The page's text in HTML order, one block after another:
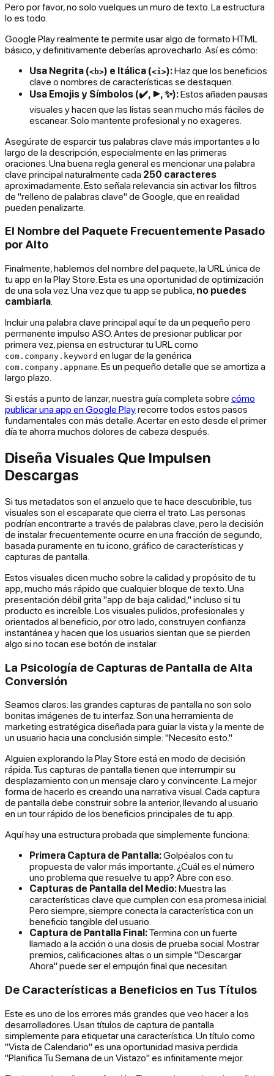
Pero por favor, no solo vuelques un muro de texto. La estructura
lo es todo.
Google Play realmente te permite usar algo de formato HTML
básico, y definitivamente deberías aprovecharlo. Así es cómo:
Usa Negrita (<b>) e Itálica (<i>):Haz que los beneficios
clave o nombres de características se destaquen.
Usa Emojis y Símbolos (✔️, ▶️, ✨):Estos añaden pausas
visuales y hacen que las listas sean mucho más fáciles de
escanear. Solo mantente profesional y no exageres.
Asegúrate de esparcir tus palabras clave más importantes a lo
largo de la descripción, especialmente en las primeras
oraciones. Una buena regla general es mencionar una palabra
clave principal naturalmente cada 250 caracteres
aproximadamente. Esto señala relevancia sin activar los filtros
de "relleno de palabras clave" de Google, que en realidad
pueden penalizarte.
El Nombre del Paquete Frecuentemente Pasado
por Alto
Finalmente, hablemos del nombre del paquete, la URL única de
tu app en la Play Store. Esta es una oportunidad de optimización
de una sola vez. Una vez que tu app se publica, no puedes
cambiarla
Incluir una palabra clave principal aquí te da un pequeño pero
permanente impulso ASO. Antes de presionar publicar por
primera vez, piensa en estructurar tu URL como
com.company.keyword en lugar de la genérica
com.company.appname . Es un pequeño detalle que se amortiza a
largo plazo.
Si estás a punto de lanzar, nuestra guía completa sobre cómo
publicar una app en Google Playrecorre todos estos pasos
fundamentales con más detalle. Acertar en esto desde el primer
día te ahorra muchos dolores de cabeza después.
Diseña Visuales Que Impulsen
Descargas
Si tus metadatos son el anzuelo que te hace descubrible, tus
visuales son el escaparate que cierra el trato. Las personas
podrían encontrarte a través de palabras clave, pero la decisión
de instalar frecuentemente ocurre en una fracción de segundo,
basada puramente en tu icono, gráfico de características y
capturas de pantalla.
Estos visuales dicen mucho sobre la calidad y propósito de tu
app, mucho más rápido que cualquier bloque de texto. Una
presentación débil grita "app de baja calidad," incluso si tu
producto es increíble. Los visuales pulidos, profesionales y
orientados al beneficio, por otro lado, construyen confianza
instantánea y hacen que los usuarios sientan que se pierden
algo si no tocan ese botón de instalar.
La Psicología de Capturas de Pantalla de Alta
Conversión
Seamos claros: las grandes capturas de pantalla no son solo
bonitas imágenes de tu interfaz. Son una herramienta de
marketing estratégica diseñada para guiar la vista y la mente de
un usuario hacia una conclusión simple: "Necesito esto."
Alguien explorando la Play Store está en modo de decisión
rápida. Tus capturas de pantalla tienen que interrumpir su
desplazamiento con un mensaje claro y convincente. La mejor
forma de hacerlo es creando una narrativa visual. Cada captura
de pantalla debe construir sobre la anterior, llevando al usuario
en un tour rápido de los beneficios principales de tu app.
Aquí hay una estructura probada que simplemente funciona:
Primera Captura de Pantalla:Golpéalos con tu
propuesta de valor más importante. ¿Cuál es el número
uno problema que resuelve tu app? Abre con eso.
Capturas de Pantalla del Medio:Muestra las
características clave que cumplen con esa promesa inicial.
Pero siempre, siempre conecta la característica con un
beneficio tangible del usuario.
Captura de Pantalla Final:Termina con un fuerte
llamado a la acción o una dosis de prueba social. Mostrar
premios, calificaciones altas o un simple "Descargar
Ahora" puede ser el empujón final que necesitan.
De Características a Beneficios en Tus Títulos
Este es uno de los errores más grandes que veo hacer a los
desarrolladores. Usan títulos de captura de pantalla
simplemente para etiquetar una característica. Un título como
"Vista de Calendario" es una oportunidad masiva perdida.
"Planifica Tu Semana de un Vistazo" es infinitamente mejor.